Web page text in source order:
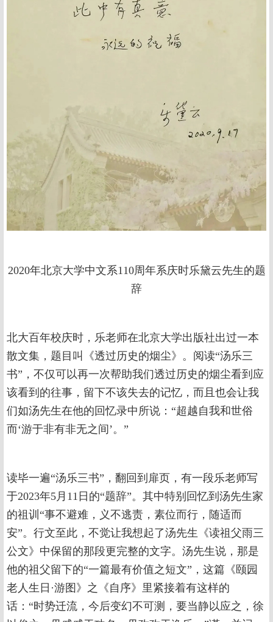
2020年北京大学中文系110周年系庆时乐黛云先生的题
辞
北大百年校庆时，乐老师在北京大学出版社出过一本
散文集，题目叫《透过历史的烟尘》。阅读“汤乐三
书”，不仅可以再一次帮助我们透过历史的烟尘看到应
该看到的往事，留下不该失去的记忆，而且也会让我
们如汤先生在他的回忆录中所说：“超越自我和世俗
而‘游于非有非无之间’。”
读毕一遍“汤乐三书”，翻回到扉页，有一段乐老师写
于2023年5月11日的“题辞”。其中特别回忆到汤先生家
的祖训“事不避难，义不逃责，素位而行，随适而
安”。行文至此，不觉让我想起了汤先生《读祖父雨三
公文》中保留的那段更完整的文字。汤先生说，那是
他的祖父留下的“一篇最有价值之短文”，这篇《颐园
老人生日·游图》之《自序》里紧接着有这样的
话：“时势迁流，今后变幻不可测，要当静以应之，徐